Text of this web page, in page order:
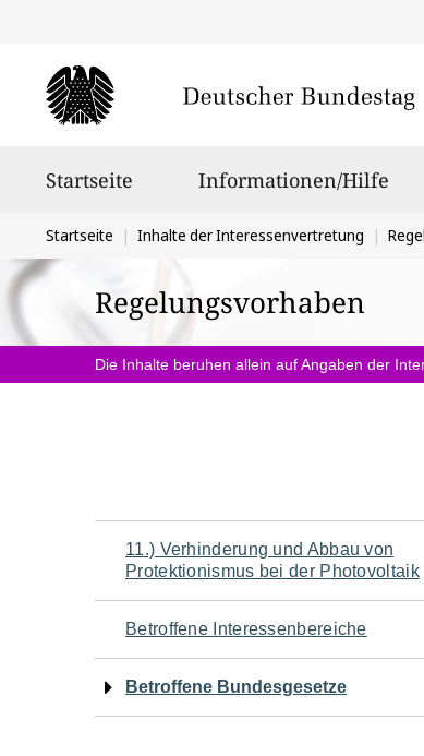
Startseite Informationen/Hilfe
Sie
befinden
sich
hier:
Startseite Inhalte der Interessenvertretung
Regelungsvorhaben
Die Inhalte beruhen allein auf Angaben der
Navigation
für
den
Seiteninhalt
11.) Verhinderung und Abbau von
Protektionismus bei der Photovoltaik
Betroffene Interessenbereiche
Betroffene Bundesgesetze